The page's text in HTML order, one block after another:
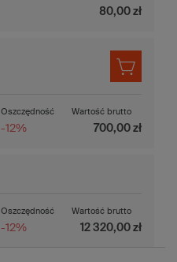
80,00 zł
Oszczędność
-12%
Wartość brutto
700,00 zł
Oszczędność
-12%
Wartość brutto
12 320,00 zł